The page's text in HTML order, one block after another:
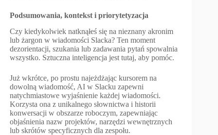
Podsumowania, kontekst i priorytetyzacja
Czy kiedykolwiek natknąłeś się na nieznany akronim
lub żargon w wiadomości Slacka? Ten moment
dezorientacji, szukania lub zadawania pytań spowalnia
wszystko. Sztuczna inteligencja jest tutaj, aby pomóc.
Już wkrótce, po prostu najeżdżając kursorem na
dowolną wiadomość, AI w Slacku zapewni
natychmiastowe wyjaśnienie każdej wiadomości.
Korzysta ona z unikalnego słownictwa i historii
konwersacji w obszarze roboczym, zapewniając
objaśnienia nazw projektów, narzędzi wewnętrznych
lub skrótów specyficznych dla zespołu.